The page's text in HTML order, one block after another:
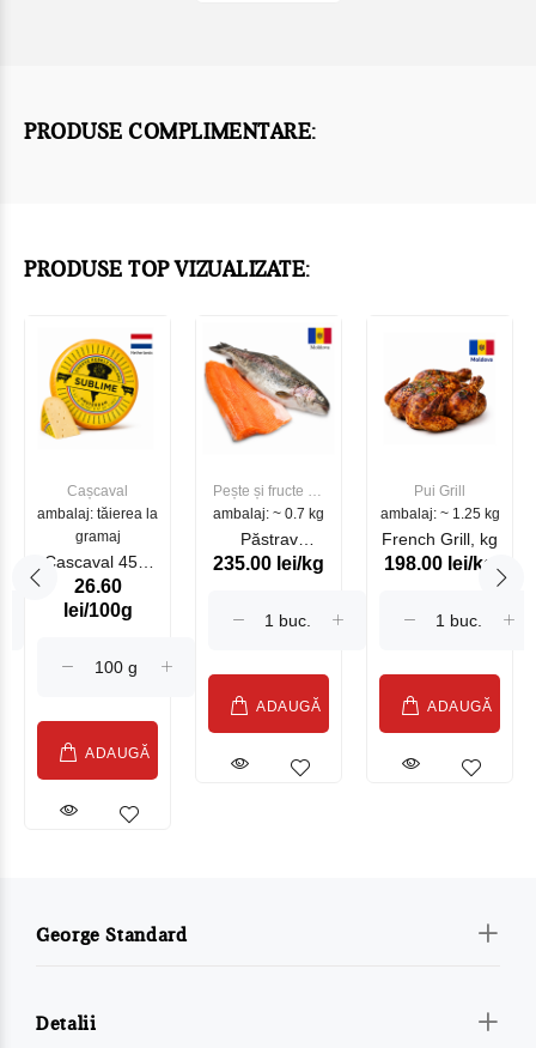
PRODUSE COMPLIMENTARE:
PRODUSE TOP VIZUALIZATE:
Cașcaval
ambalaj: tăierea la
gramaj
Cascaval 45%
Maasdam
Sublime Cow
26.60
lei/100g
ADAUGĂ
Pește și fructe de
mare
ambalaj: ~ 0.7 kg
Păstrav
Somonat
235.00 lei/kg
ADAUGĂ
Pui Grill
ambalaj: ~ 1.25 kg
French Grill, kg
198.00 lei/kg
ADAUGĂ
George Standard
Detalii